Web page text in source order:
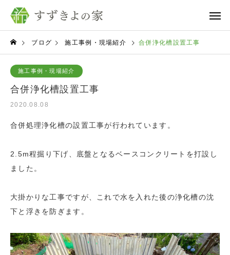
ブログ 施工事例・現場紹介 合併浄化槽設置工事
施工事例・現場紹介
合併浄化槽設置工事
2020.08.08
合併処理浄化槽の設置工事が行われています。
2.5m程掘り下げ、底盤となるベースコンクリートを打設し
ました。
大掛かりな工事ですが、これで水を入れた後の浄化槽の沈
下と浮きを防ぎます。